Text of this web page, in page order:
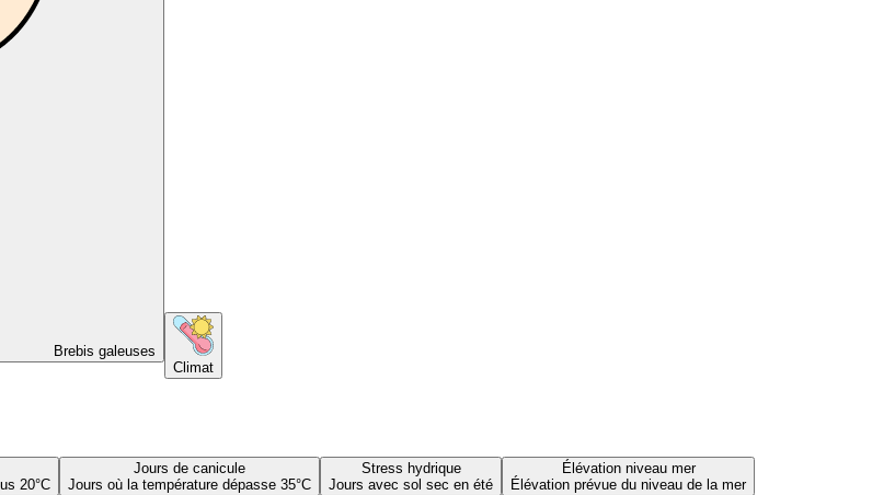
Brebis galeuses
Climat
20°C
Jours de canicule
Jours où la température dépasse 35°C
Stress hydrique
Jours avec sol sec en été
Élévation niveau mer
Élévation prévue du niveau de la mer